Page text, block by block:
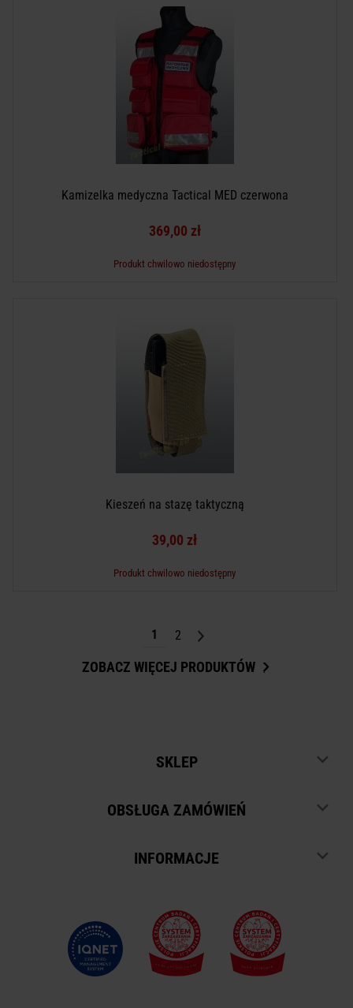
Kamizelka medyczna Tactical MED czerwona
369,00 zł
Produkt chwilowo niedostępny
Kieszeń na stazę taktyczną
39,00 zł
Produkt chwilowo niedostępny
1 2
ZOBACZ WIĘCEJ PRODUKTÓW
SKLEP
OBSŁUGA ZAMÓWIEŃ
INFORMACJE